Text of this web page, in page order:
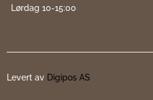
Lørdag 10-15:00
Levert av Digipos AS